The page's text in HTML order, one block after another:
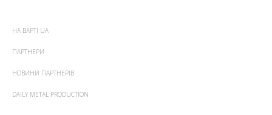
НА ВАРТІ UA
ПАРТНЕРИ
НОВИНИ ПАРТНЕРІВ
DAILY METAL PRODUCTION